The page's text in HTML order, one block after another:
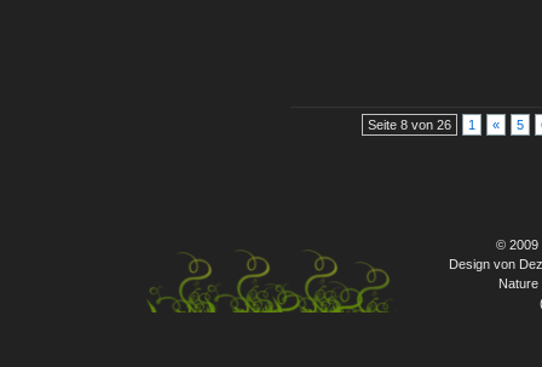
Seite 8 von 26 1 « 5
© 2009
Design von
Nature